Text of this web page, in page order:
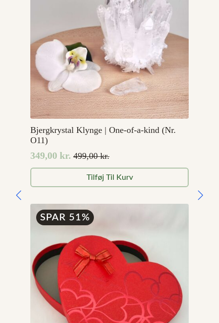
Bjergkrystal Klynge | One-of-a-kind (Nr.
O11)
499,00kr.
Den
oprindelige
pris
499,00 kr..
349,00 kr.
Den
aktuelle
pris
349,00 kr..
Tilføj Til Kurv
SPAR 51%